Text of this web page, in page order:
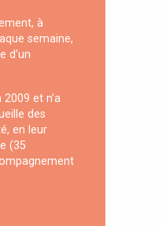
à
semaine,
d’un
et n’a
des
en leur
(35